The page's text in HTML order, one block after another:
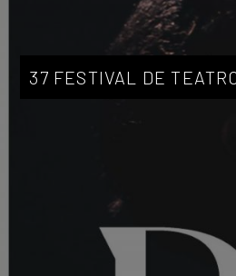
37 FESTIVAL DE